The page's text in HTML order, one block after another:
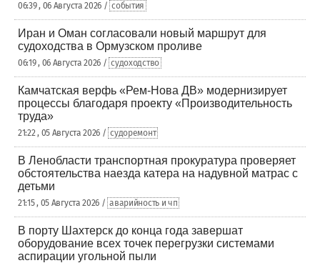
06:39 , 06 Августа 2026 / события
Иран и Оман согласовали новый маршрут для
судоходства в Ормузском проливе
06:19 , 06 Августа 2026 / судоходство
Камчатская верфь «Рем-Нова ДВ» модернизирует
процессы благодаря проекту «Производительность
труда»
21:22 , 05 Августа 2026 / судоремонт
В Ленобласти транспортная прокуратура проверяет
обстоятельства наезда катера на надувной матрас с
детьми
21:15 , 05 Августа 2026 / аварийность и чп
В порту Шахтерск до конца года завершат
оборудование всех точек перегрузки системами
аспирации угольной пыли